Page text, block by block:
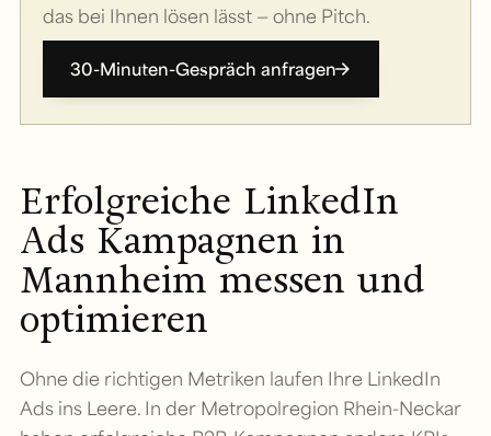
das bei Ihnen lösen lässt — ohne Pitch.
30-Minuten-Gespräch anfragen
Erfolgreiche LinkedIn
Ads Kampagnen in
Mannheim messen und
optimieren
Ohne die richtigen Metriken laufen Ihre LinkedIn
Ads ins Leere. In der Metropolregion Rhein-Neckar